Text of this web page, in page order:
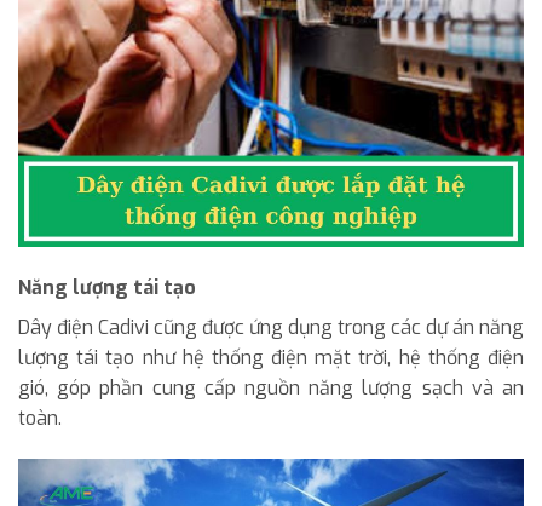
Năng lượng tái tạo
Dây điện Cadivi cũng được ứng dụng trong các dự án năng
lượng tái tạo như hệ thống điện mặt trời, hệ thống điện
gió, góp phần cung cấp nguồn năng lượng sạch và an
toàn.